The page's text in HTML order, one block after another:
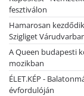
fesztiválon
Hamarosan
Szigliget
A Queen budapesti
mozikban
ÉLET.KÉP -
évfordulóján